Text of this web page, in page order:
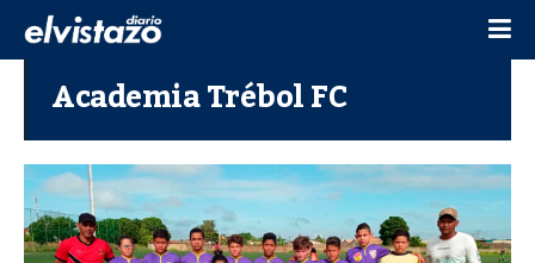
Academia Trébol FC